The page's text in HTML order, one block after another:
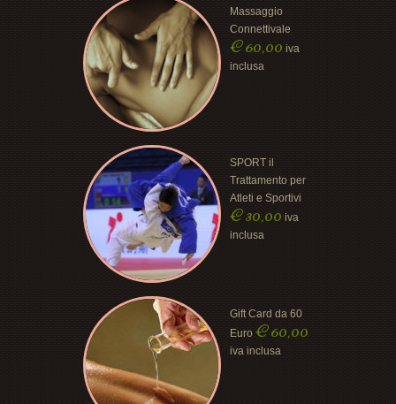
Massaggio
Connettivale
€60,00 iva
inclusa
SPORT il
Trattamento per
Atleti e Sportivi
€30,00 iva
inclusa
Gift Card da 60
Euro €60,00
iva inclusa